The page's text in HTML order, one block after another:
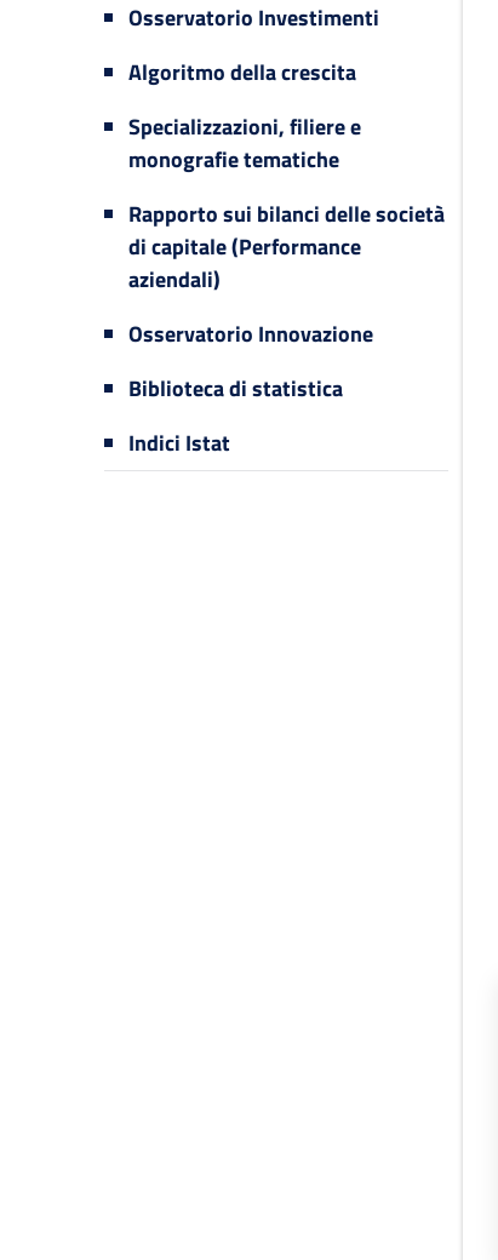
Osservatorio Investimenti
Algoritmo della crescita
Specializzazioni, filiere e
monografie tematiche
Rapporto sui bilanci delle società
di capitale (Performance
aziendali)
Osservatorio Innovazione
Biblioteca di statistica
Indici Istat